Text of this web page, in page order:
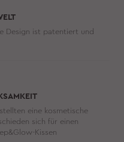
Design ist patentiert und
eine kosmetische
sich für einen
Kissen